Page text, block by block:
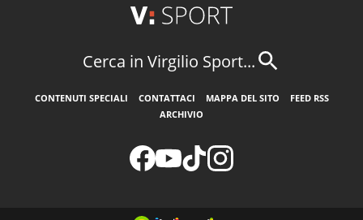
Cerca in Virgilio Sport...
CONTENUTI SPECIALI CONTATTACI MAPPA DEL SITO
FEED RSS
ARCHIVIO